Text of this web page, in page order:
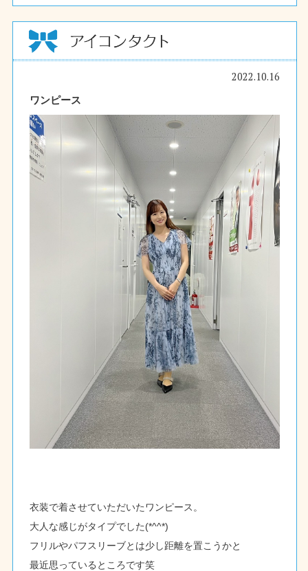
2022.10.16
ワンピース
衣装で着させていただいたワンピース。
大人な感じがタイプでした(*^^*)
フリルやパフスリーブとは少し距離を置こうかと
最近思っているところです笑